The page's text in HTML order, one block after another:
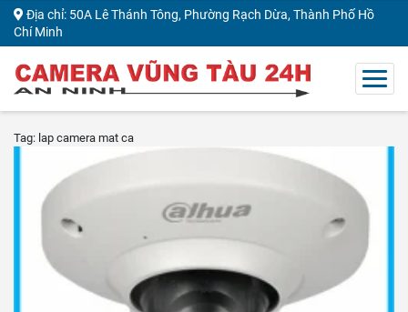
Địa chỉ: 50A Lê Thánh Tông, Phường Rạch Dừa, Thành Phố Hồ
Chí Minh
Tag: lap camera mat ca